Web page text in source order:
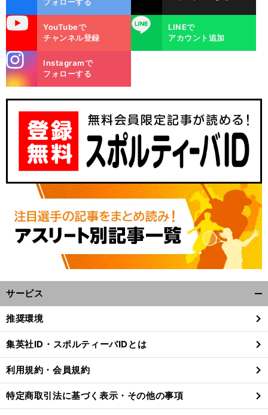
YouTubeで
チャンネル登録
LINE
LINEで
アカウント追加
m
Instagramで
フォローする
サービス
閉
る
推奨環境
集英社ID・スポルティーバIDとは
利用規約・会員規約
特定商取引法に基づく表示・その他の事項